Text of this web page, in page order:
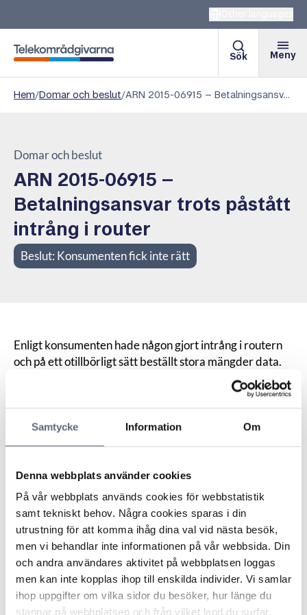
Samtycke Information Om
Denna webbplats använder cookies
På vår webbplats används cookies för webbstatistik
samt tekniskt behov. Några cookies sparas i din
utrustning för att komma ihåg dina val vid nästa besök,
men vi behandlar inte informationen på vår webbsida. Din
och andra användares aktivitet på webbplatsen loggas
men kan inte kopplas ihop till enskilda individer. Vi samlar
ihop uppgifter om vilka sidor du besöker, hur länge du
stannar på webbplatsen och från vilket land du surfar.
Telekområdgivarna
Sök Meny
Hem/Domar och beslut/ ARN 2015-06915 – Betalningsansvar trots påstått intrång i router
Domar och beslut
ARN 2015-06915 –
Betalningsansvar trots påstått
intrång i router
Beslut: Konsumenten fick inte rätt
Enligt konsumenten hade någon gjort intrång i routern
och på ett otillbörligt sätt beställt stora mängder data.
Konsumenten menade att mängderna var så
omfattande att det inte varit möjligt för en privatperson
att konsumera dem. Vid flera tillfällen när datamängd
beställts hade konsumenten dessutom varit bortrest.
Operatören ansåg att det inte hade funnits några fel vid
villkoren ansvarig för säkerhetskoder samt
användningen av tjänsten. Det fanns ingen anledning att
betvivla att de förändringar av abonnemanget som
skett hade beställts av konsumenten..
ARN konstaterade att utgångspunkten var att
konsumenten var betalningsskyldig för användningen
av bredbandsabonnemanget. Det var därför
konsumenten som skulle bevisa att det förelåg en
omständighet som innebar att konsumenten inte var